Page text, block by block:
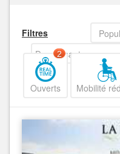
Filtres
Decroissant
Ouverts
2
Mobilité